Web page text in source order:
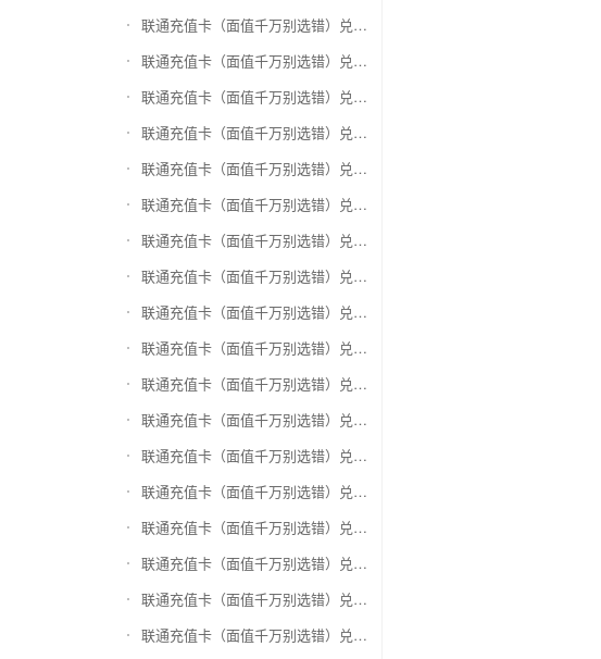
联通充值卡（面值千万别选错）兑换大润发购物卡
联通充值卡（面值千万别选错）兑换银泰百货银泰卡
联通充值卡（面值千万别选错）兑换物美/美通卡
联通充值卡（面值千万别选错）兑换世纪联华充值卡(杭州联华)
联通充值卡（面值千万别选错）兑换重百世纪卡(重庆百货)
联通充值卡（面值千万别选错）兑换南京中央商场购物卡
联通充值卡（面值千万别选错）兑换银座购物卡（黑卡）
联通充值卡（面值千万别选错）兑换叮咚买菜（限通用礼品卡）
联通充值卡（面值千万别选错）兑换上海家化卡
联通充值卡（面值千万别选错）兑换山东一卡通
联通充值卡（面值千万别选错）兑换大众E卡通
联通充值卡（面值千万别选错）兑换杭州市民卡
联通充值卡（面值千万别选错）兑换驴妈妈礼品卡
联通充值卡（面值千万别选错）兑换永辉超市卡（限实体卡）
联通充值卡（面值千万别选错）兑换中百超市购物卡
联通充值卡（面值千万别选错）兑换爱奇艺会员激活码
联通充值卡（面值千万别选错）兑换腾讯视频会员激活码
联通充值卡（面值千万别选错）兑换优酷会员激活码